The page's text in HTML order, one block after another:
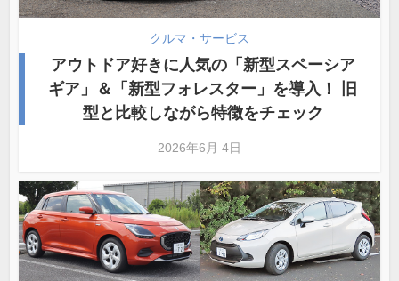
クルマ・サービス
アウトドア好きに人気の「新型スペーシア
ギア」＆「新型フォレスター」を導入！ 旧
型と比較しながら特徴をチェック
2026年6月 4日